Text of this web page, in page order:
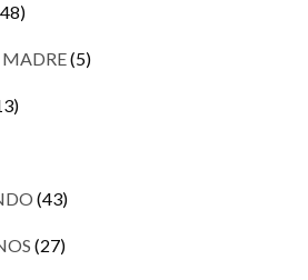
(5)
(43)
(27)